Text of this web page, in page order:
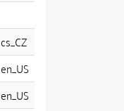
cs_CZ
en_US
en_US